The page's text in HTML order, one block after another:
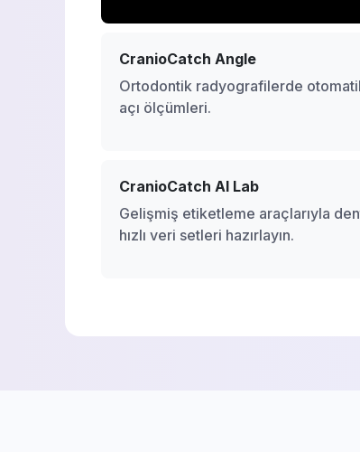
CranioCatch Angle
Ortodontik radyografilerde
açı ölçümleri.
CranioCatch AI Lab
Gelişmiş etiketleme araçlarıyla
hızlı veri setleri hazırlayın.